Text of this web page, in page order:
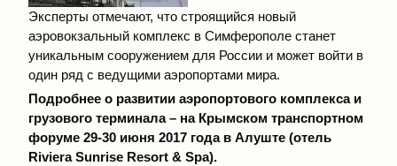
Эксперты отмечают, что строящийся новый
аэровокзальный комплекс в Симферополе станет
уникальным сооружением для России и может войти в
один ряд с ведущими аэропортами мира.
Подробнее о развитии аэропортового комплекса и
грузового терминала – на Крымском транспортном
форуме 29-30 июня 2017 года в Алуште (отель
Riviera Sunrise Resort & Spa).